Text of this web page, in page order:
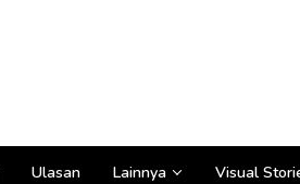
Ulasan Lainnya Visual